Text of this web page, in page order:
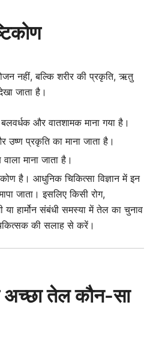
नहीं, बल्कि शरीर की प्रकृति, ऋतु
जाता है।
और वातशामक माना गया है।
उष्ण प्रकृति का माना जाता है।
माना जाता है।
है। आधुनिक चिकित्सा विज्ञान में इन
जाता। इसलिए किसी रोग,
हार्मोन संबंधी समस्या में तेल का चुनाव
की सलाह से करें।
अच्छा तेल कौन-सा